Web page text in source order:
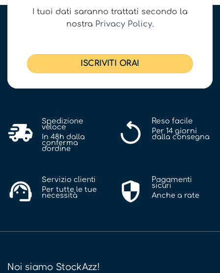
I tuoi dati saranno trattati secondo la
nostra Privacy Policy.
Spedizione
veloce
In 48h dalla
conferma
d'ordine
Reso facile
Per 14 giorni
dalla consegna
Servizio clienti
Per tutte le tue
necessità
Pagamenti
sicuri
Anche a rate
Noi siamo StockAzz!